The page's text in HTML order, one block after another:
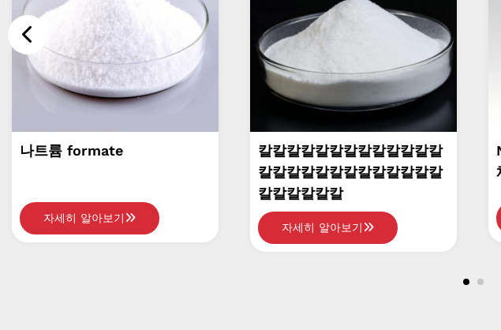
칼칼칼칼칼칼칼칼칼칼칼칼칼
칼칼칼칼칼칼칼칼칼칼칼칼칼
자세히 알아보기
Natrium thiomethoxide 액
체
자세히 알아보기